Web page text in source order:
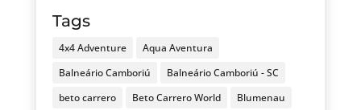
Tags
4x4 Adventure
Aqua Aventura
Balneário Camboriú
Balneário Camboriú - SC
beto carrero
Beto Carrero World
Blumenau